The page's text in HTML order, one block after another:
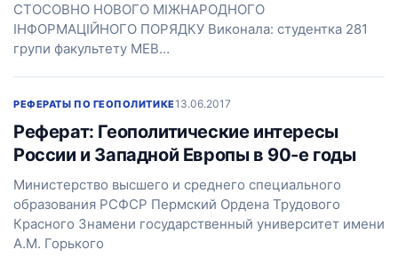
СТОСОВНО НОВОГО МІЖНАРОДНОГО
ІНФОРМАЦІЙНОГО ПОРЯДКУ Виконала: студентка 281
групи факультету МЕВ…
РЕФЕРАТЫ ПО ГЕОПОЛИТИКЕ13.06.2017
Реферат: Геополитические интересы
России и Западной Европы в 90-е годы
Министерство высшего и среднего специального
образования РСФСР Пермский Ордена Трудового
Красного Знамени государственный университет имени
А.М. Горького